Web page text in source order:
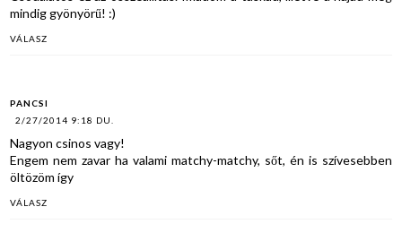
mindig gyönyörű! :)
VÁLASZ
PANCSI
2/27/2014 9:18 DU.
Nagyon csinos vagy!
Engem nem zavar ha valami matchy-matchy, sőt, én is szívesebben
öltözöm így
VÁLASZ